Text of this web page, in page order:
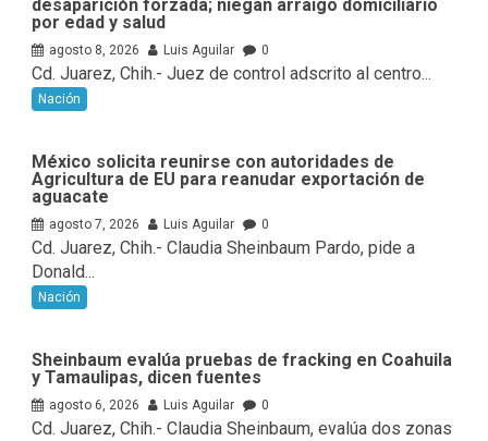
desaparición forzada; niegan arraigo domiciliario
por edad y salud
agosto 8, 2026 Luis Aguilar 0
Cd. Juarez, Chih.- Juez de control adscrito al centro...
Nación
México solicita reunirse con autoridades de
Agricultura de EU para reanudar exportación de
aguacate
agosto 7, 2026 Luis Aguilar 0
Cd. Juarez, Chih.- Claudia Sheinbaum Pardo, pide a
Donald...
Nación
Sheinbaum evalúa pruebas de fracking en Coahuila
y Tamaulipas, dicen fuentes
agosto 6, 2026 Luis Aguilar 0
Cd. Juarez, Chih.- Claudia Sheinbaum, evalúa ⁠dos zonas